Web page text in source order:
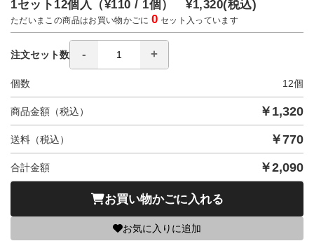
1セット12個入（¥110 / 1個）¥1,320(税込)
ただいまこの商品はお買い物かごに0 セット入っています
注文セット数
個数 12個
商品金額（税込） ￥ 1,320
送料（税込） ￥770
合計金額 ￥2,090
お買い物かごに入れる
お気に入りに追加